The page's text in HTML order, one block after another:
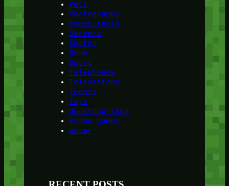
Pets
Photography
Power tools
Servers
Skates
Snow
Sport
Telephones
Televisions
Tennis
Toys
Uncategorised
Video games
Water